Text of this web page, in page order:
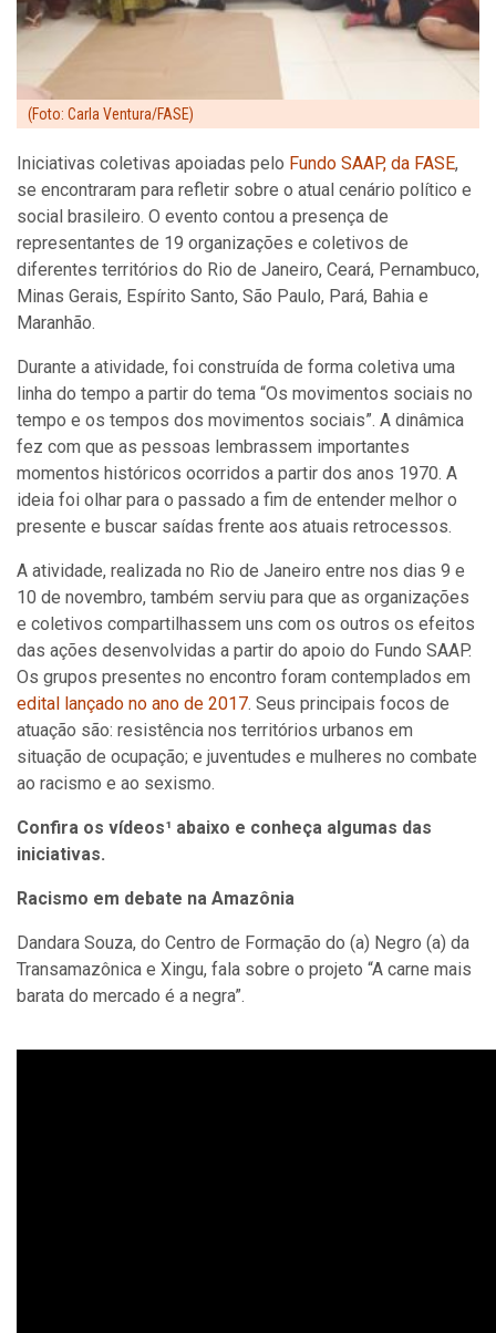
(Foto: Carla Ventura/FASE)
Iniciativas coletivas apoiadas pelo Fundo SAAP, da FASE,
se encontraram para refletir sobre o atual cenário político e
social brasileiro. O evento contou a presença de
representantes de 19 organizações e coletivos de
diferentes territórios do Rio de Janeiro, Ceará, Pernambuco,
Minas Gerais, Espírito Santo, São Paulo, Pará, Bahia e
Maranhão.
Durante a atividade, foi construída de forma coletiva uma
linha do tempo a partir do tema “Os movimentos sociais no
tempo e os tempos dos movimentos sociais”. A dinâmica
fez com que as pessoas lembrassem importantes
momentos históricos ocorridos a partir dos anos 1970. A
ideia foi olhar para o passado a fim de entender melhor o
presente e buscar saídas frente aos atuais retrocessos.
A atividade, realizada no Rio de Janeiro entre nos dias 9 e
10 de novembro, também serviu para que as organizações
e coletivos compartilhassem uns com os outros os efeitos
das ações desenvolvidas a partir do apoio do Fundo SAAP.
Os grupos presentes no encontro foram contemplados em
edital lançado no ano de 2017. Seus principais focos de
atuação são: resistência nos territórios urbanos em
situação de ocupação; e juventudes e mulheres no combate
ao racismo e ao sexismo.
Confira os vídeos¹ abaixo e conheça algumas das
iniciativas.
Racismo em debate na Amazônia
Dandara Souza, do Centro de Formação do (a) Negro (a) da
Transamazônica e Xingu, fala sobre o projeto “A carne mais
barata do mercado é a negra”.